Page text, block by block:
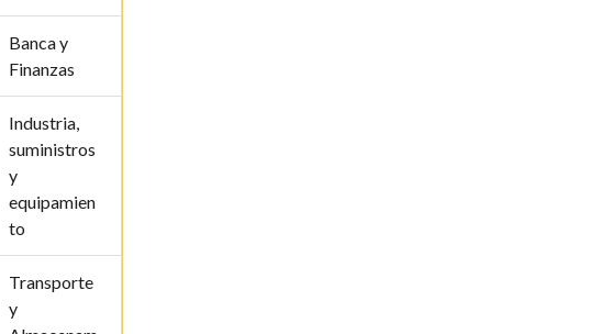
Banca y
Finanzas
Industria,
suministros
y
equipamien
to
Transporte
y